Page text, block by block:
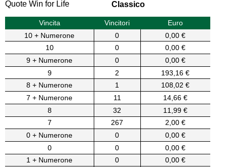
Quote Win for Life
Classico
Vincita Vincitori
Euro
10 + Numerone
0
0,00 €
10
0
0,00 €
9 + Numerone
0
0,00 €
9
2
193,16 €
8 + Numerone
1
108,02 €
7 + Numerone
11
14,66 €
8
32
11,99 €
7
267
2,00 €
0 + Numerone
0
0,00 €
0
0
0,00 €
1 + Numerone
0
0,00 €